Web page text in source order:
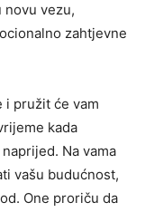
novu vezu,
zahtjevne
i pružit će vam
kada
Na vama
vašu budućnost,
One proriču da